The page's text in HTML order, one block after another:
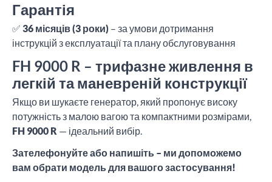
Гарантія
✅ 36 місяців (3 роки) – за умови дотримання
інструкцій з експлуатації та плану обслуговування
FH 9000 R – трифазне живлення в
легкій та маневреній конструкції
Якщо ви шукаєте генератор, який пропонує високу
потужність з малою вагою та компактними розмірами,
FH 9000 R — ідеальний вибір.
Зателефонуйте або напишіть – ми допоможемо
вам обрати модель для вашого застосування!